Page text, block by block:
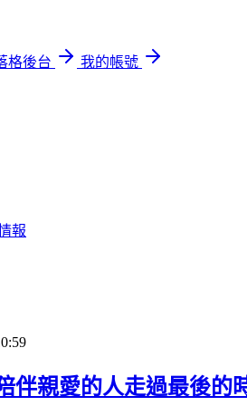
格後台
我的帳號
報
伴親愛的人走過最後的